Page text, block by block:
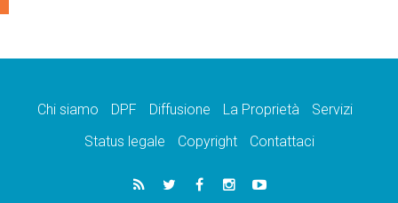
Chi siamo DPF Diffusione La Proprietà
Servizi
Status legale
Copyright Contattaci